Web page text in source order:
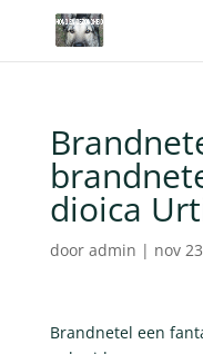
dioica
door admin | nov
Brandnetel een